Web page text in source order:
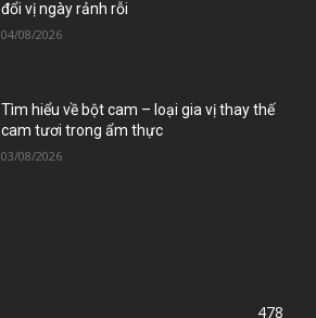
đổi vị ngày rảnh rỗi
04/08/2026
Tìm hiểu về bột cam – loại gia vị thay thế
cam tươi trong ẩm thực
03/08/2026
478